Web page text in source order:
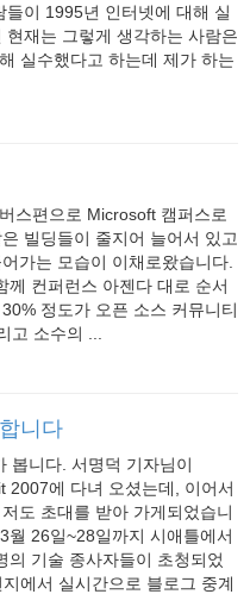
이 1995년 인터넷에 대해 실
재는 그렇게 생각하는 사람은
실수했다고 하는데 제가 하는
스편으로 Microsoft 캠퍼스로
빌딩들이 줄지어 늘어서 있고
가는 모습이 이채로왔습니다.
컨퍼런스 아젠다 대로 순서
정도가 오픈 소스 커뮤니티
고 소수의 ...
니다
봅니다. 서명덕 기자님이
2007에 다녀 오셨는데, 이어서
도 초대를 받아 가게되었습니
월 26일~28일까지 시애틀에서
의 기술 종사자들이 초청되었
에서 실시간으로 블로그 중계